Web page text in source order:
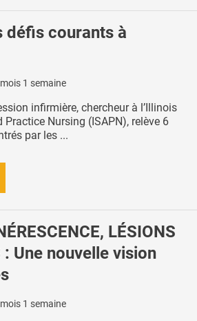
défis courants à
1 semaine
infirmière, chercheur à l’Illinois
Nursing (ISAPN), relève 6
par les ...
LÉSIONS
: Une nouvelle vision
1 semaine